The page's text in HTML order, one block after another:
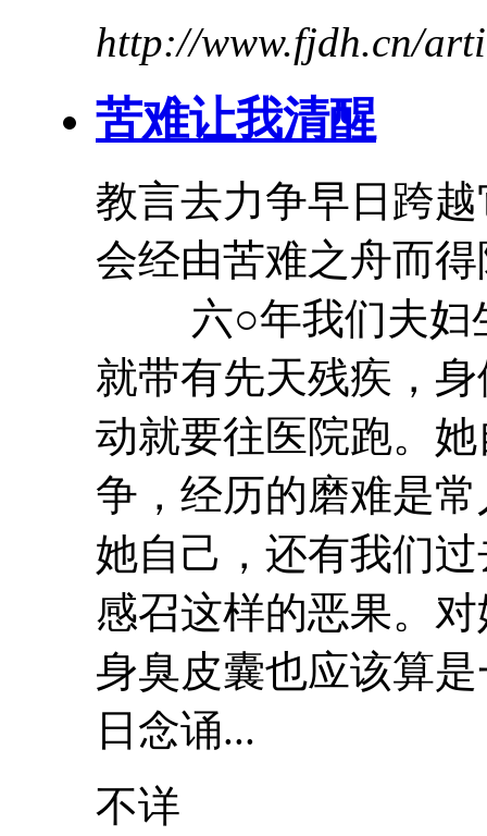
http://www.fjdh.cn/
苦难让我清醒
教言去力争早日跨
会经由苦难之舟而
六○年我们夫妇生
就带有先天残疾，
动就要往医院跑。
争，经历的磨难是
她自己，还有我们
感召这样的恶果。
身臭皮囊也应该算
日念诵...
不详